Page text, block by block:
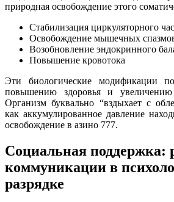
природная освобождение этого
Стабилизация циркуляторного
Освобождение мышечных
Возобновление эндокринного
Повышение кровотока
Эти биологические модификации
повышению здоровья и увеличению
Организм буквально “вздыхает с
как аккумулированное давление
освобождение в азино 777.
Социальная поддержка:
коммуникации в
разрядке